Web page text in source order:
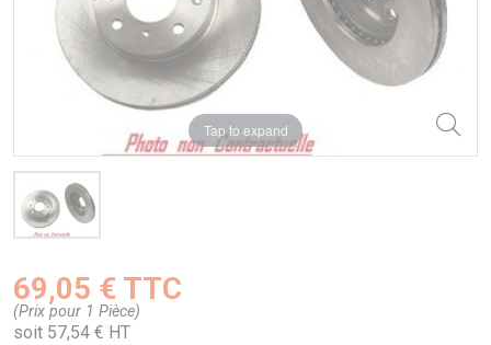
Tap to expand
69,05 € TTC
(Prix pour 1 Pièce)
soit 57,54 € HT